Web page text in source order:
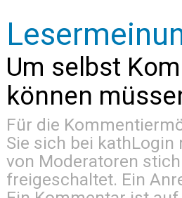
Um selbst
können
Für die
Sie sich bei kathLogin
von Moderatoren
freigeschaltet. Ein